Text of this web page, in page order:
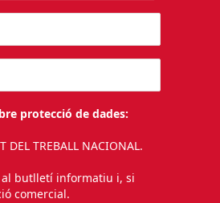
protecció de dades:
DEL TREBALL NACIONAL.
al butlletí informatiu i, si
comercial.